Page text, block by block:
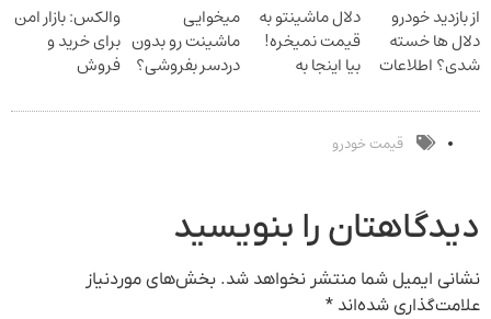
یک تماس
از بازدید خودرو
دلال ها خسته
شدی؟ اطلاعات
ثبت کن
دلال ماشینتو به
قیمت نمیخره!
بیا اینجا به
بفروش*فقط
خریدار واقعی*
میخوایی
ماشینت رو بدون
دردسر بفروشی؟
والکس: بازار امن
برای خرید و
فروش
دیجیتال
قیمت خودرو
دیدگاهتان را بنویسید
نشانی ایمیل شما منتشر نخواهد شد. بخش‌های موردنیاز
علامت‌گذاری شده‌اند *